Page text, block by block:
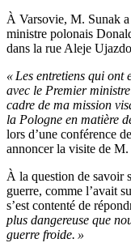
À Varsovie, M. Sunak
ministre polonais
dans la rue Aleje
« Les entretiens qui ont
avec le Premier
cadre de ma mission
la Pologne en matière
lors d’une conférence
annoncer la visite de
À la question de savoir
guerre, comme l’avait
s’est contenté de
plus dangereuse que
guerre froide. »